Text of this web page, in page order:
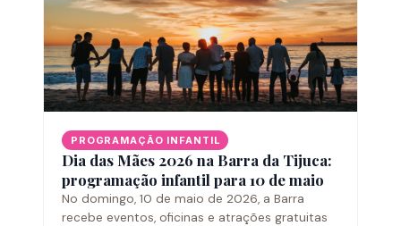
PROGRAMAÇÃO INFANTIL
Dia das Mães 2026 na Barra da Tijuca:
programação infantil para 10 de maio
No domingo, 10 de maio de 2026, a Barra
recebe eventos, oficinas e atrações gratuitas